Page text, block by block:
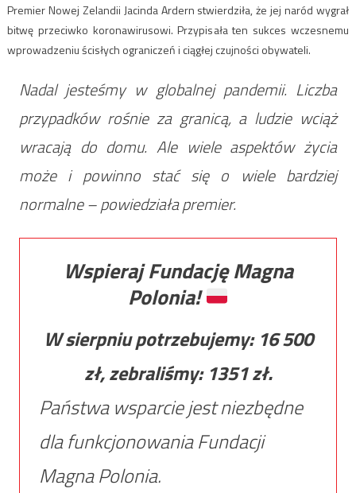
Premier Nowej Zelandii Jacinda Ardern stwierdziła, że jej naród wygrał
bitwę przeciwko koronawirusowi. Przypisała ten sukces wczesnemu
wprowadzeniu ścisłych ograniczeń i ciągłej czujności obywateli.
Nadal jesteśmy w globalnej pandemii. Liczba
przypadków rośnie za granicą, a ludzie wciąż
wracają do domu. Ale wiele aspektów życia
może i powinno stać się o wiele bardziej
normalne – powiedziała premier.
Wspieraj Fundację Magna
Polonia!
W sierpniu potrzebujemy: 16 500
zł, zebraliśmy: 1351zł.
Państwa wsparcie jest niezbędne
dla funkcjonowania Fundacji
Magna Polonia.